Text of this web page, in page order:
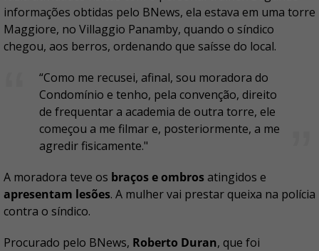
informações obtidas pelo BNews, ela estava em uma torre
Maggiore, no Villaggio Panamby, quando o síndico
chegou, aos berros, ordenando que saísse do local.
“Como me recusei, afinal, sou moradora do
Condomínio e tenho, pela convenção, direito
de frequentar a academia de outra torre, ele
começou a me filmar e, posteriormente, a me
agredir fisicamente."
A moradora teve os braços e ombrosatingidos e
apresentam lesões. A mulher vai prestar queixa na polícia
contra o síndico.
Procurado pelo BNews, Roberto Duran, que foi